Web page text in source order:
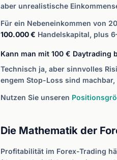
aber unrealistische
Für ein Nebeneinkommen von
100.000 € Handelskapital, plus
Kann man mit 100 € Daytrading
Technisch ja, aber sinnvolles
engem Stop-Loss sind
Nutzen Sie unseren
Die Mathematik der
Profitabilität im Forex-Trading